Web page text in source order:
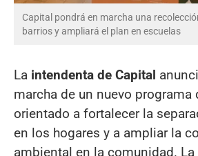
Capital pondrá en marcha una
barrios y ampliará el plan en escuelas
La intendenta de Capital
marcha de un nuevo programa
orientado a fortalecer la
en los hogares y a ampliar la
ambiental en la comunidad.